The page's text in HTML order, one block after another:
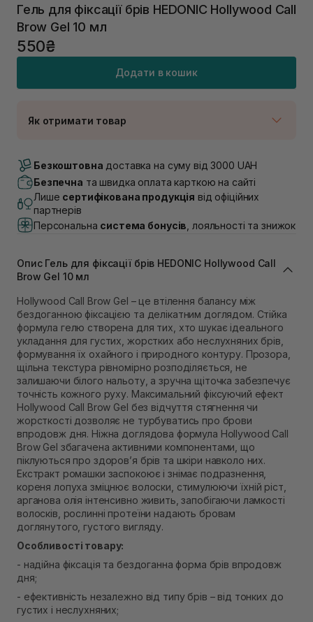
Гель для фіксації брів HEDONIC Hollywood Call
Brow Gel 10 мл
550₴
Додати в кошик
Як отримати товар
В наявності
Самовивіз м. Луцьк, вул. Винниченка 4
В наявності
Самовивіз м. Львів, вул. Академіка Підстригача, 1В
(Duck’s Lake)
В наявності
В наявності
Самовивіз м. Львів, вул. Степана Бандери 45
Самовивіз м. Рівне, вул. 16-го Липня, 15
В наявності
Самовивіз м. Рівне, вул. Кулика і Гудачека 23 (ТЦ
Екватор)
В наявності
Безкоштовна доставка на суму від 3000 UAH
Безпечна та швидка оплата карткою на сайті
Лише сертифікована продукція від офіційних
партнерів
Персональна система бонусів , лояльності та знижок
Опис Гель для фіксації брів HEDONIC Hollywood Call
Brow Gel 10 мл
Hollywood Call Brow Gel – це втілення балансу між
бездоганною фіксацією та делікатним доглядом. Стійка
формула гелю створена для тих, хто шукає ідеального
укладання для густих, жорстких або неслухняних брів,
формування їх охайного і природного контуру. Прозора,
щільна текстура рівномірно розподіляється, не
залишаючи білого нальоту, а зручна щіточка забезпечує
точність кожного руху. Максимальний фіксуючий ефект
Hollywood Call Brow Gel без відчуття стягнення чи
жорсткості дозволяє не турбуватись про брови
впродовж дня. Ніжна доглядова формула Hollywood Call
Brow Gel збагачена активними компонентами, що
піклуються про здоров’я брів та шкіри навколо них.
Екстракт ромашки заспокоює і знімає подразнення,
кореня лопуха зміцнює волоски, стимулюючи їхній ріст,
арганова олія інтенсивно живить, запобігаючи ламкості
волосків, рослинні протеїни надають бровам
доглянутого, густого вигляду.
Особливості товару:
- надійна фіксація та бездоганна форма брів впродовж
дня;
- ефективність незалежно від типу брів – від тонких до
густих і неслухняних;